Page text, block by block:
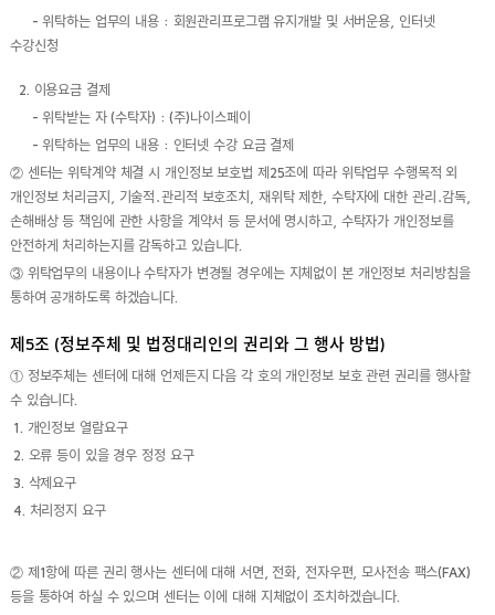
- 위탁하는 업무의 내용 : 회원관리프로그램 유지개발 및 서버운용, 인터넷
수강신청
2. 이용요금 결제
- 위탁받는 자 (수탁자) : (주)나이스페이
- 위탁하는 업무의 내용 : 인터넷 수강 요금 결제
② 센터는 위탁계약 체결 시 개인정보 보호법 제25조에 따라 위탁업무 수행목적 외
개인정보 처리금지, 기술적․관리적 보호조치, 재위탁 제한, 수탁자에 대한 관리․감독,
손해배상 등 책임에 관한 사항을 계약서 등 문서에 명시하고, 수탁자가 개인정보를
안전하게 처리하는지를 감독하고 있습니다.
③ 위탁업무의 내용이나 수탁자가 변경될 경우에는 지체없이 본 개인정보 처리방침을
통하여 공개하도록 하겠습니다.
제5조 (정보주체 및 법정대리인의 권리와 그 행사 방법)
① 정보주체는 센터에 대해 언제든지 다음 각 호의 개인정보 보호 관련 권리를 행사할
수 있습니다.
1. 개인정보 열람요구
2. 오류 등이 있을 경우 정정 요구
3. 삭제요구
4. 처리정지 요구
② 제1항에 따른 권리 행사는 센터에 대해 서면, 전화, 전자우편, 모사전송 팩스(FAX)
등을 통하여 하실 수 있으며 센터는 이에 대해 지체없이 조치하겠습니다.